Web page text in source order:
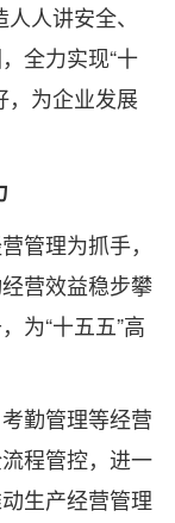
人讲安全、
全力实现“十
，为企业发展
理为抓手，
营效益稳步攀
为“十五五”高
勤管理等经营
程管控，进一
生产经营管理